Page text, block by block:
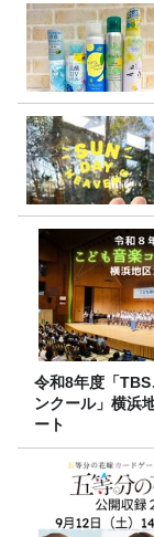
令和8年度「TBS
ンクール」横浜
ート